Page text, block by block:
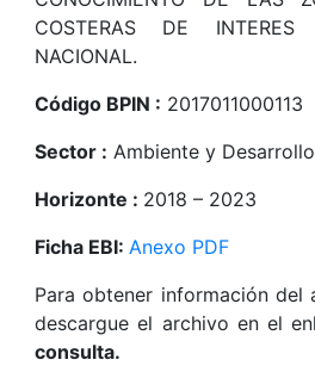
COSTERAS DE
NACIONAL.
Código BPIN : 2017011000113
Sector : Ambiente y
Horizonte : 2018 – 2023
Ficha EBI: Anexo PDF
Para obtener información del
descargue el archivo en el
consulta.